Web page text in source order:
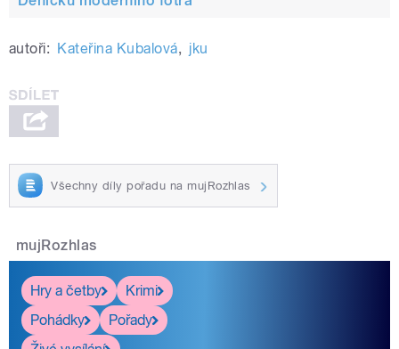
autoři: Kateřina Kubalová, jku
Všechny díly pořadu na mujRozhlas
mujRozhlas
Hry a četby
Krimi
Pohádky
Pořady